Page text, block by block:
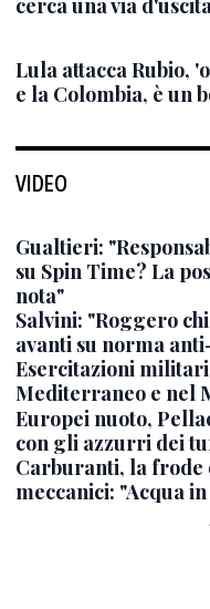
cerca una via
Lula attacca Rubio,
e la Colombia, è un
VIDEO
Gualtieri:
su Spin Time? La
nota"
Salvini: "Roggero
avanti su norma
Esercitazioni
Mediterraneo e nel
Europei nuoto,
con gli azzurri dei
Carburanti, la frode
meccanici: "Acqua